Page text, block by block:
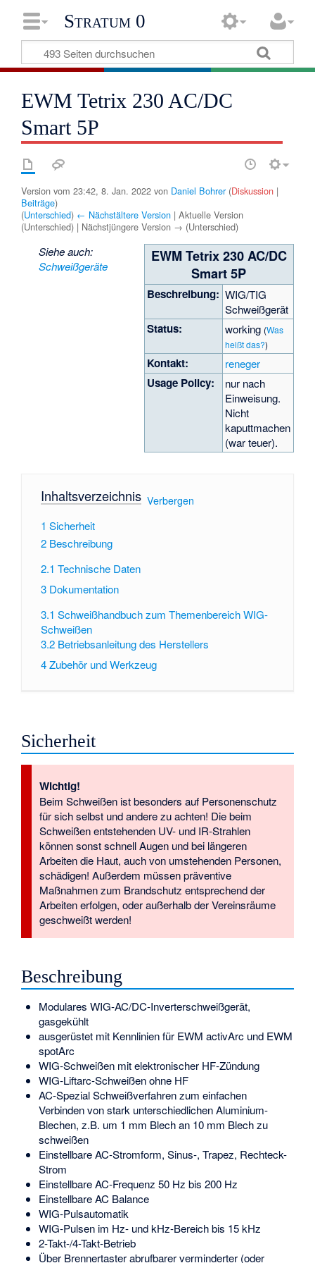
Stratum 0
EWM Tetrix 230 AC/DC
Smart 5P
Version vom 23:42, 8. Jan. 2022 von Daniel Bohrer (Diskussion |
Beiträge)
(Unterschied) ← Nächstältere Version | Aktuelle Version
(Unterschied) | Nächstjüngere Version → (Unterschied)
EWM Tetrix 230 AC/DC
Smart 5P
Beschreibung: WIG/TIG
Schweißgerät
Status: working (Was
heißt das?)
Kontakt: reneger
Usage Policy:
nur nach
Einweisung.
Nicht
kaputtmachen
(war teuer).
Siehe auch:
Schweißgeräte
Inhaltsverzeichnis[ Verbergen
1 Sicherheit
2 Beschreibung
2.1 Technische Daten
3 Dokumentation
3.1 Schweißhandbuch zum Themenbereich WIG-
Schweißen
3.2 Betriebsanleitung des Herstellers
4Zubehör und Werkzeug
Sicherheit
Wichtig!
Beim Schweißen ist besonders auf Personenschutz
für sich selbst und andere zu achten! Die beim
Schweißen entstehenden UV- und IR-Strahlen
können sonst schnell Augen und bei längeren
Arbeiten die Haut, auch von umstehenden Personen,
schädigen! Außerdem müssen präventive
Maßnahmen zum Brandschutz entsprechend der
Arbeiten erfolgen, oder außerhalb der Vereinsräume
geschweißt werden!
Beschreibung
Modulares WIG-AC/DC-Inverterschweißgerät,
gasgekühlt
ausgerüstet mit Kennlinien für EWM activArc und EWM
spotArc
WIG-Schweißen mit elektronischer HF-Zündung
WIG-Liftarc-Schweißen ohne HF
AC-Spezial Schweißverfahren zum einfachen
Verbinden von stark unterschiedlichen Aluminium-
Blechen, z.B. um 1 mm Blech an 10 mm Blech zu
schweißen
Einstellbare AC-Stromform, Sinus-, Trapez, Rechteck-
Strom
Einstellbare AC-Frequenz 50 Hz bis 200 Hz
Einstellbare AC Balance
WIG-Pulsautomatik
WIG-Pulsen im Hz- und kHz-Bereich bis 15 kHz
2-Takt-/4-Takt-Betrieb
Über Brennertaster abrufbarer verminderter (oder